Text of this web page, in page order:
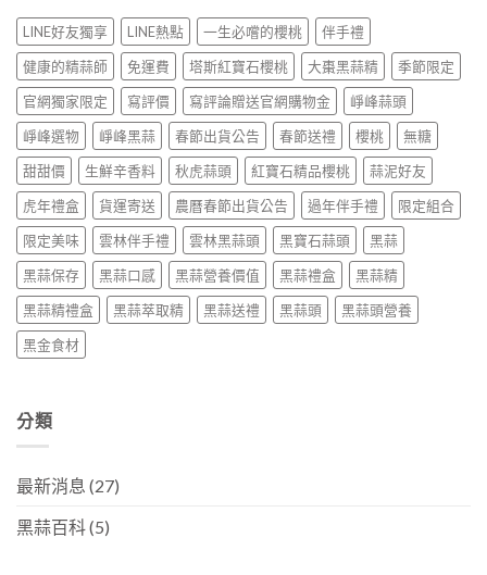
LINE好友獨享 LINE熱點 一生必嚐的櫻桃
伴手禮
健康的精蒜師
免運費 塔斯紅寶石櫻桃 大棗黑蒜精
季節限定
官網獨家限定
寫評價 寫評論贈送官網購物金
崢峰蒜頭
崢峰選物
崢峰黑蒜 春節出貨公告 春節送禮 櫻桃
無糖
甜甜價
生鮮辛香料 秋虎蒜頭 紅寶石精品櫻桃
蒜泥好友
虎年禮盒
貨運寄送 農曆春節出貨公告 過年伴手禮
限定組合
限定美味
雲林伴手禮 雲林黑蒜頭 黑寶石蒜頭
黑蒜
黑蒜保存
黑蒜口感 黑蒜營養價值 黑蒜禮盒
黑蒜精
黑蒜精禮盒
黑蒜萃取精 黑蒜送禮 黑蒜頭
黑蒜頭營養
黑金食材
分類
最新消息 (27)
黑蒜百科(5)